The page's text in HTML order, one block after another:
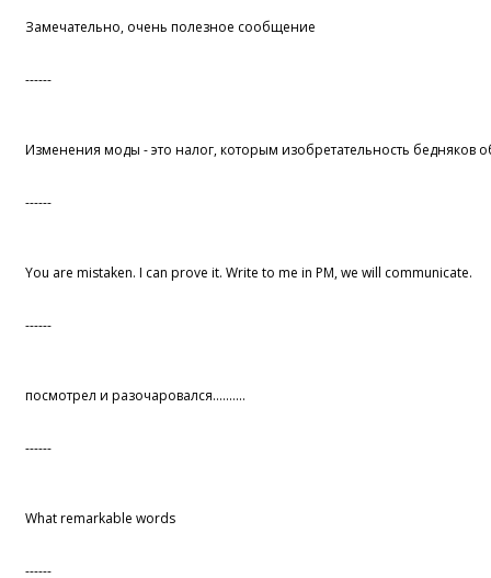
Замечательно, очень полезное сообщение
------
Изменения моды - это налог, которым изобретательность бедняков
------
You are mistaken. I can prove it. Write to me in PM, we will communicate.
------
посмотрел и разочаровался..........
------
What remarkable words
------